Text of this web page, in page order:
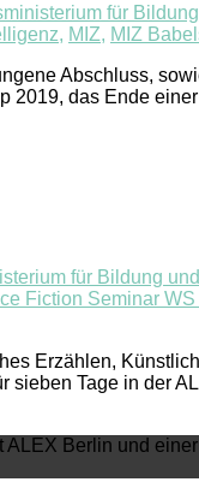
für
, MIZ, MIZ
Abschluss,
2019, das Ende
für Bildung
Fiction Seminar WS
Erzählen,
sieben Tage in der
Berlin und